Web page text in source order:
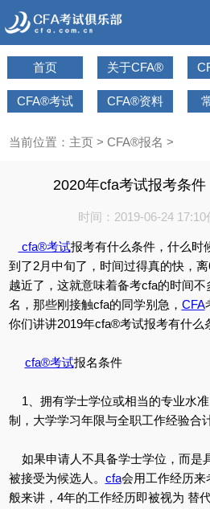
首页 关于CFA®
CFA®考试 CFA®资料
当前位置： 主页> CFA®报名 >
2020年cfa考试报考条
时间：2019-06-24 17:10
cfa®考试报考有什么条件，什么时
到了2月中旬了，时间过得真的快，
越近了，这就意味着备考cfa的时间
名，那些刚接触cfa的同学别急， CFA
你们讲讲2019年cfa®考试报考有什么
cfa®考试报名条件
1、拥有学士学位或相当的专业水
制，大学学习年限与全职工作经验合
如果申请人不具备学士学位，而是
被接受为候选人。 cfa会用工作经历来
般来讲，4年的工作经历即被视为 替